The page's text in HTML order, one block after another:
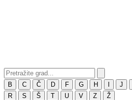
B C Č D F G H J
R
S Š T U V Z Ž